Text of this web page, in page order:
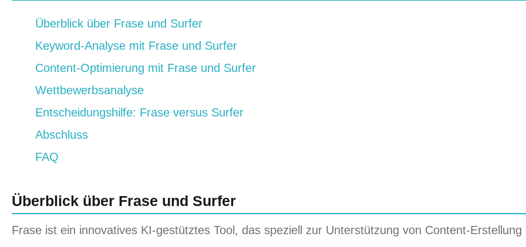
Überblick über Frase und Surfer
Keyword-Analyse mit Frase und Surfer
Content-Optimierung mit Frase und Surfer
Wettbewerbsanalyse
Entscheidungshilfe: Frase versus Surfer
Abschluss
FAQ
Überblick über Frase und Surfer
Frase ist ein innovatives KI-gestütztes Tool, das speziell zur Unterstützung von Content-Erstellung